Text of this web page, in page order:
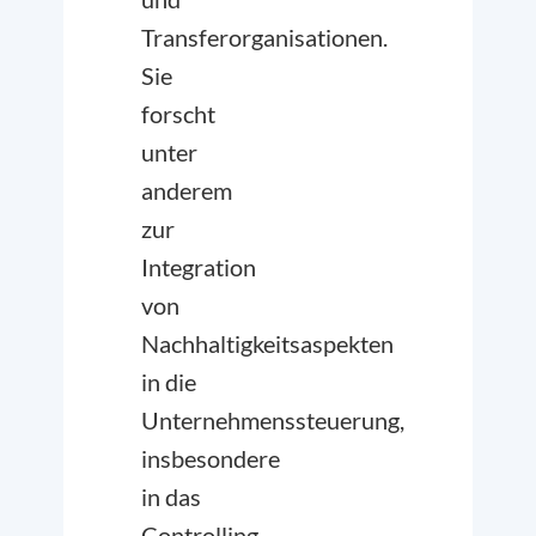
Transferorganisationen.
Sie
forscht
unter
anderem
zur
Integration
von
Nachhaltigkeitsaspekten
in die
Unternehmenssteuerung,
insbesondere
in das